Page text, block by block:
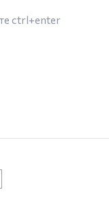
ctrl+enter